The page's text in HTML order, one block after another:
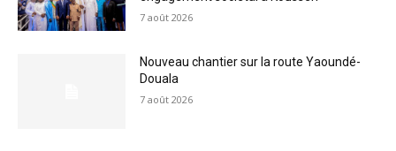
7 août 2026
Nouveau chantier sur la route Yaoundé-
Douala
7 août 2026